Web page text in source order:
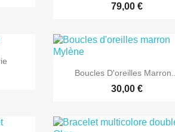
79,00 €
 Aperçu rapide
Boucles D'oreilles Marron...
30,00 €